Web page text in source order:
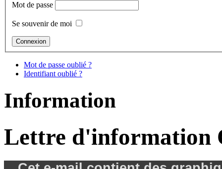
Mot de passe
Se souvenir de moi
Mot de passe oublié ?
Identifiant oublié ?
Information
Lettre d'information